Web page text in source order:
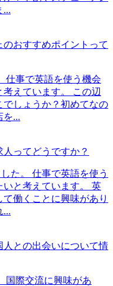
...
おすすめポイントって
仕事で英語を使う機会
えています。 この辺
でしょうか？初めてなの
を...
ってどうですか？
た。 仕事で英語を使う
と考えています。 英
働くことに興味があり
...
との出会いについて情
国際交流に興味があ